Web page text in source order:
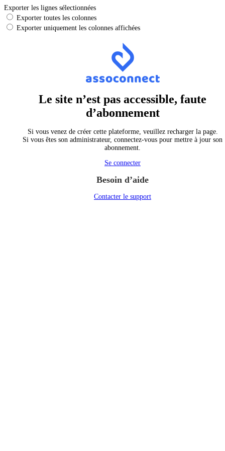
Exporter les lignes sélectionnées
Exporter toutes les colonnes
Exporter uniquement les colonnes affichées
Le site n’est pas accessible, faute
d’abonnement
Si vous venez de créer cette plateforme, veuillez recharger la page.
Si vous êtes son administrateur, connectez-vous pour mettre à jour son
abonnement.
Se connecter
Besoin d’aide
Contacter le support